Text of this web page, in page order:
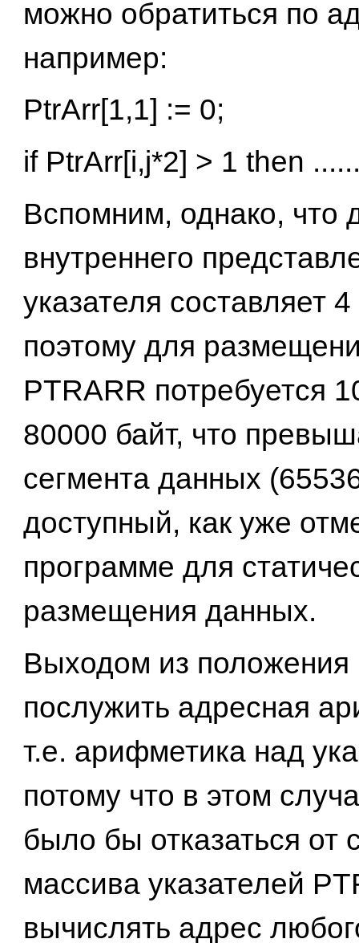
можно обратиться по
например:
PtrArr[1,1] := 0;
if PtrArr[i,j*2] > 1 then
Вспомним, однако, что
внутреннего
указателя составляет
поэтому для
PTRARR потребуется
80000 байт, что
сегмента данных
доступный, как уже
программе для
размещения данных.
Выходом из положения
послужить адресная
т.е. арифметика над
потому что в этом
было бы отказаться от
массива указателей
вычислять адрес